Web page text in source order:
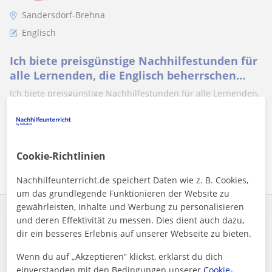
Sandersdorf-Brehna
Englisch
Ich biete preisgünstige Nachhilfestunden für
alle Lernenden, die Englisch beherrschen
möchten an
Ich biete preisgünstige Nachhilfestunden für alle Lernenden,
Mehr sehen
Passe deine Suche an, um mehr Ergebnisse zu sehen,
Cookie-Richtlinien
Nachhilfeunterricht.de speichert Daten wie z. B. Cookies,
um das grundlegende Funktionieren der Website zu
gewährleisten, Inhalte und Werbung zu personalisieren
und deren Effektivität zu messen. Dies dient auch dazu,
dir ein besseres Erlebnis auf unserer Webseite zu bieten.
Wenn du auf „Akzeptieren” klickst, erklärst du dich